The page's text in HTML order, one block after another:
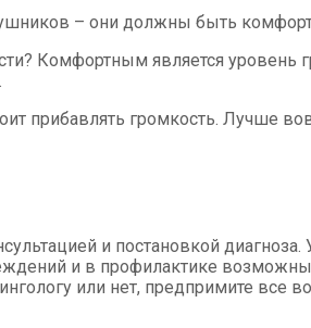
– они должны быть
Комфортным является уровень
прибавлять громкость. Лучше
и постановкой
и в профилактике
или нет, предпримите